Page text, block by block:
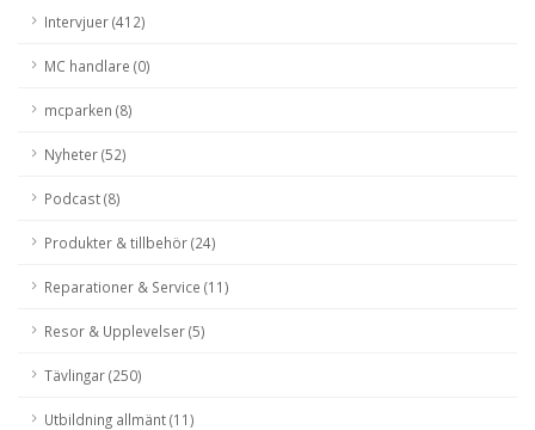
Intervjuer (412)
MC handlare (0)
mcparken (8)
Nyheter (52)
Podcast (8)
Produkter & tillbehör (24)
Reparationer & Service (11)
Resor & Upplevelser (5)
Tävlingar (250)
Utbildning allmänt (11)